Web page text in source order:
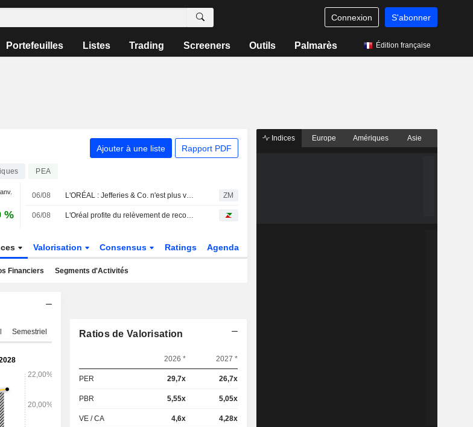
Connexion S'abonner
Portefeuilles Listes Trading Screeners Outils Palmarès Édition française
Ajouter à une liste Rapport PDF
PEA
%
06/08 L'ORÉAL : Jefferies & Co. n'est plus vendeur ZM
06/08 L'Oréal profite du relèvement de recommandation de Jefferies
Valorisation Consensus Ratings Agenda
Financiers Segments d'Activités
Semestriel Ratios de Valorisation
2026 * 2027 *
PER 29,7x 26,7x
PBR 5,55x 5,05x
VE / CA 4,6x 4,28x
Indices Europe Amériques Asie